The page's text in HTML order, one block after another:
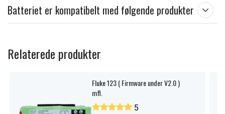
Batteriet er kompatibelt med følgende produkter
Relaterede produkter
Fluke 123 ( Firmware under V2.0 )
mfl.
5